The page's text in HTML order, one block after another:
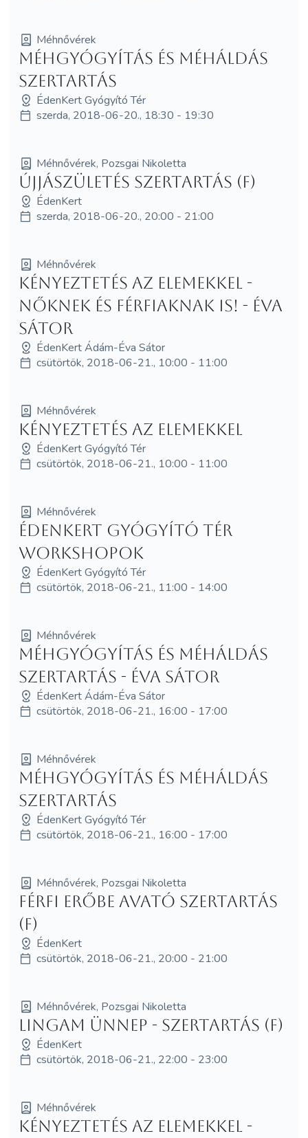
Méhnővérek
Méhgyógyítás és MéhÁldás
szertartás
ÉdenKert Gyógyító Tér
szerda, 2018-06-20., 18:30 - 19:30
Méhnővérek, Pozsgai Nikoletta
Újjászületés szertartás (F)
ÉdenKert
szerda, 2018-06-20., 20:00 - 21:00
Méhnővérek
Kényeztetés az elemekkel -
nőknek és férfiaknak is! - Éva
Sátor
ÉdenKert Ádám-Éva Sátor
csütörtök, 2018-06-21., 10:00 - 11:00
Méhnővérek
Kényeztetés az elemekkel
ÉdenKert Gyógyító Tér
csütörtök, 2018-06-21., 10:00 - 11:00
Méhnővérek
ÉdenKert Gyógyító Tér
workshopok
ÉdenKert Gyógyító Tér
csütörtök, 2018-06-21., 11:00 - 14:00
Méhnővérek
Méhgyógyítás és MéhÁldás
szertartás - Éva Sátor
ÉdenKert Ádám-Éva Sátor
csütörtök, 2018-06-21., 16:00 - 17:00
Méhnővérek
Méhgyógyítás és MéhÁldás
szertartás
ÉdenKert Gyógyító Tér
csütörtök, 2018-06-21., 16:00 - 17:00
Méhnővérek, Pozsgai Nikoletta
Férfi Erőbe Avató szertartás
(F)
ÉdenKert
csütörtök, 2018-06-21., 20:00 - 21:00
Méhnővérek, Pozsgai Nikoletta
Lingam Ünnep - szertartás (F)
ÉdenKert
csütörtök, 2018-06-21., 22:00 - 23:00
Méhnővérek
Kényeztetés az elemekkel -